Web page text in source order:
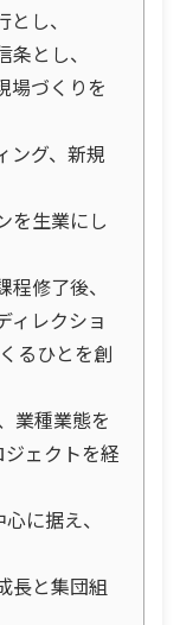
し、
とし、
場づくりを
ング、新規
を生業にし
修了後、
ィレクショ
るひとを創
業種業態を
ェクトを経
に据え、
長と集団組